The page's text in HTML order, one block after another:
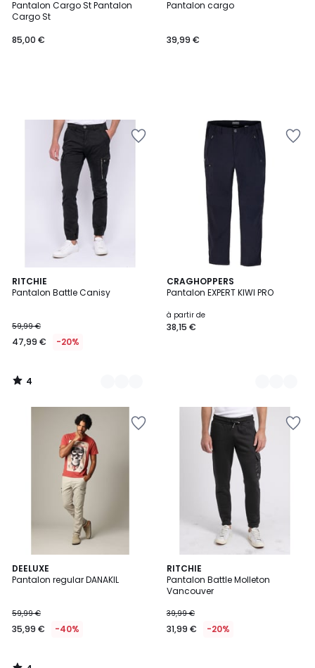
Pantalon Cargo St Pantalon
Cargo St
85,00 €
Pantalon cargo
39,99 €
RITCHIE
Pantalon Battle Canisy
59,99 €
47,99 € -20%
4
/
3
Couleurs
4
/
CRAGHOPPERS
Pantalon EXPERT KIWI PRO
à partir de
38,15 €
2
Couleurs
DEELUXE
Pantalon regular DANAKIL
59,99 €
35,99 € -40%
4
/
RITCHIE
Pantalon Battle Molleton
Vancouver
39,99 €
31,99 € -20%